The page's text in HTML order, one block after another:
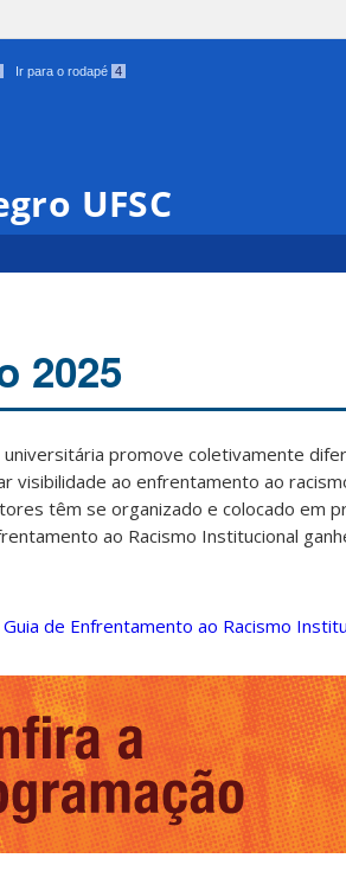
Ir para o rodapé 4
UFSC
2025
universitária promove coletivamente
visibilidade ao enfrentamento ao
têm se organizado e colocado em
ao Racismo Institucional
de Enfrentamento ao Racismo